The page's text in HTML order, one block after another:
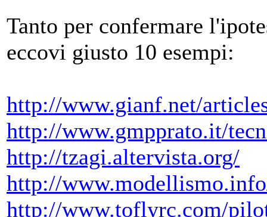
Tanto per confermare
eccovi giusto 10 esempi:
http://www.gianf.net/
http://www.gmpprato.it/
http://tzagi.altervista.org/
http://
http://www.toflyrc.com/